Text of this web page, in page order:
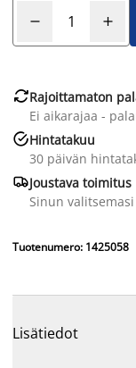
Rajoittamaton
Ei aikarajaa -
Hintatakuu
30 päivän
Joustava toimitus
Sinun
Tuotenumero: 1425058
Lisätiedot